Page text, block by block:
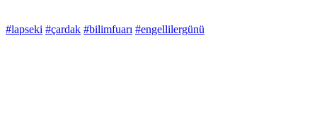
#lapseki #çardak #bilimfuarı #engellilergünü